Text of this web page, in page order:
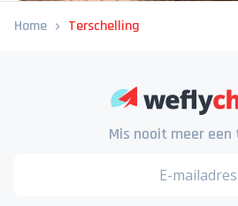
Home Terschelling
Mis nooit meer een